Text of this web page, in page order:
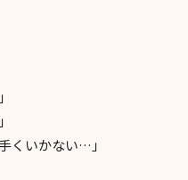
くいかない…」